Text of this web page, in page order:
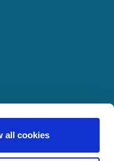
all cookies